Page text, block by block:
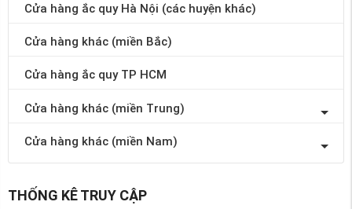
Cửa hàng ắc quy Hà Nội (các huyện khác)
Cửa hàng khác (miền Bắc)
Cửa hàng ắc quy TP HCM
Cửa hàng khác (miền Trung)
Cửa hàng khác (miền Nam)
THỐNG KÊ TRUY CẬP